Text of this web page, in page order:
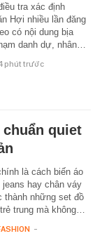
tra xác định
Hợi nhiều lần đăng
có nội dung bịa
danh dự, nhân…
phút trước
quiet
là cách biến áo
jeans hay chân váy
thành những set đồ
trung mà không…
-